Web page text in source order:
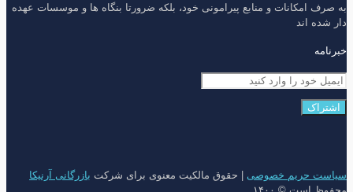
به صرف امکانات و منابع پیرامونی خود، بلکه ضرورتا بنگاه ها و موسسات عهده
دار شده اند
خبرنامه
سیاست حریم خصوصی | حقوق مالکیت معنوی برای شرکت بازرگانی آرنیکا